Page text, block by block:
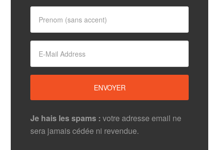
Je hais les spams : votre adresse email ne
sera jamais cédée ni revendue.